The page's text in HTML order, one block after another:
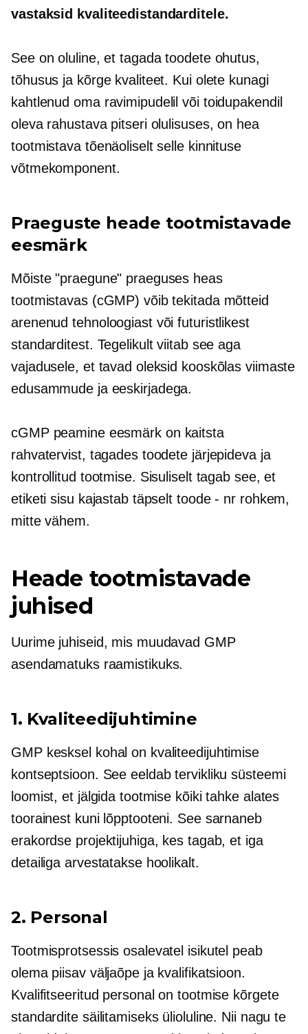
vastaksid kvaliteedistandarditele.
See on oluline, et tagada toodete ohutus,
tõhusus ja kõrge kvaliteet. Kui olete kunagi
kahtlenud oma ravimipudelil või toidupakendil
oleva rahustava pitseri olulisuses, on hea
tootmistava tõenäoliselt selle kinnituse
võtmekomponent.
Praeguste heade tootmistavade
eesmärk
Mõiste "praegune" praeguses heas
tootmistavas (cGMP) võib tekitada mõtteid
arenenud tehnoloogiast või futuristlikest
standarditest. Tegelikult viitab see aga
vajadusele, et tavad oleksid kooskõlas viimaste
edusammude ja eeskirjadega.
cGMP peamine eesmärk on kaitsta
rahvatervist, tagades toodete järjepideva ja
kontrollitud tootmise. Sisuliselt tagab see, et
etiketi sisu kajastab täpselt toode - nr rohkem,
mitte vähem.
Heade tootmistavade
juhised
Uurime juhiseid, mis muudavad GMP
asendamatuks raamistikuks.
1. Kvaliteedijuhtimine
GMP kesksel kohal on kvaliteedijuhtimise
kontseptsioon. See eeldab tervikliku süsteemi
loomist, et jälgida tootmise kõiki tahke alates
toorainest kuni lõpptooteni. See sarnaneb
erakordse projektijuhiga, kes tagab, et iga
detailiga arvestatakse hoolikalt.
2. Personal
Tootmisprotsessis osalevatel isikutel peab
olema piisav väljaõpe ja kvalifikatsioon.
Kvalifitseeritud personal on tootmise kõrgete
standardite säilitamiseks ülioluline. Nii nagu te